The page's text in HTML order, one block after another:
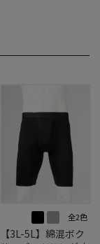
全2色
【3L-5L】綿混ボク